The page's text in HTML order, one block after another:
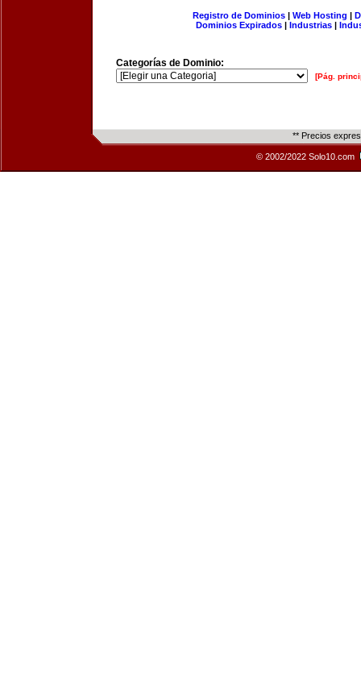
Registro de Dominios| Web Hosting |
Dominios Expirados | Industrias |
Categorías de Dominio:
[Pág.
** Precios
© 2002/2022 Solo10.com